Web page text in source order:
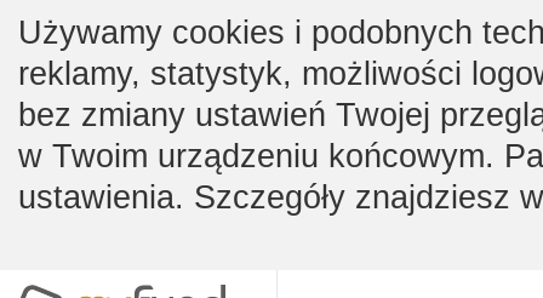
Używamy cookies i podobnych
reklamy, statystyk, możliwości
bez zmiany ustawień Twojej
w Twoim urządzeniu końcowym.
ustawienia. Szczegóły znajdziesz